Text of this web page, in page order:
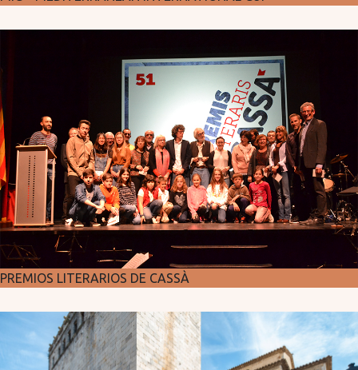
PREMIOS LITERARIOS DE CASSÀ